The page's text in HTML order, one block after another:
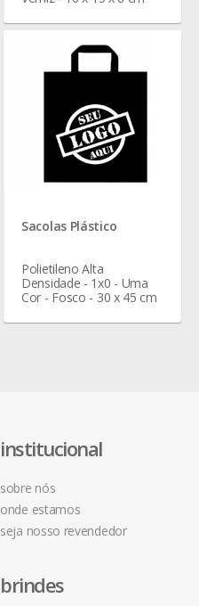
Sacolas Plástico
Polietileno Alta
Densidade - 1x0 - Uma
Cor - Fosco - 30 x 45 cm
institucional
sobre nós
onde estamos
seja nosso revendedor
brindes